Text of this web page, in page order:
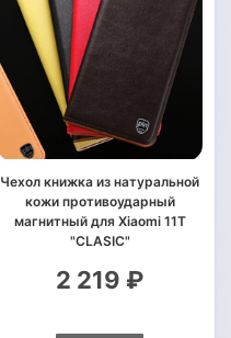
Чехол книжка из натуральной
кожи противоударный
магнитный для Xiaomi 11T
"CLASIC"
2 219 ₽